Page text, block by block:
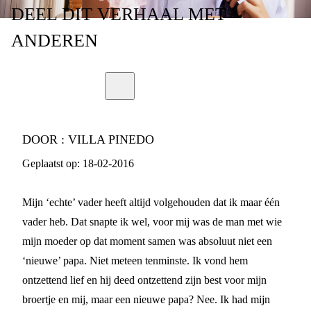
DEELDIT VERHAALMET
ANDEREN
DOOR : VILLA PINEDO
Geplaatst op: 18-02-2016
Mijn ‘echte’ vader heeft altijd volgehouden dat ik maar één
vader heb. Dat snapte ik wel, voor mij was de man met wie
mijn moeder op dat moment samen was absoluut niet een
‘nieuwe’ papa. Niet meteen tenminste. Ik vond hem
ontzettend lief en hij deed ontzettend zijn best voor mijn
broertje en mij, maar een nieuwe papa? Nee. Ik had mijn